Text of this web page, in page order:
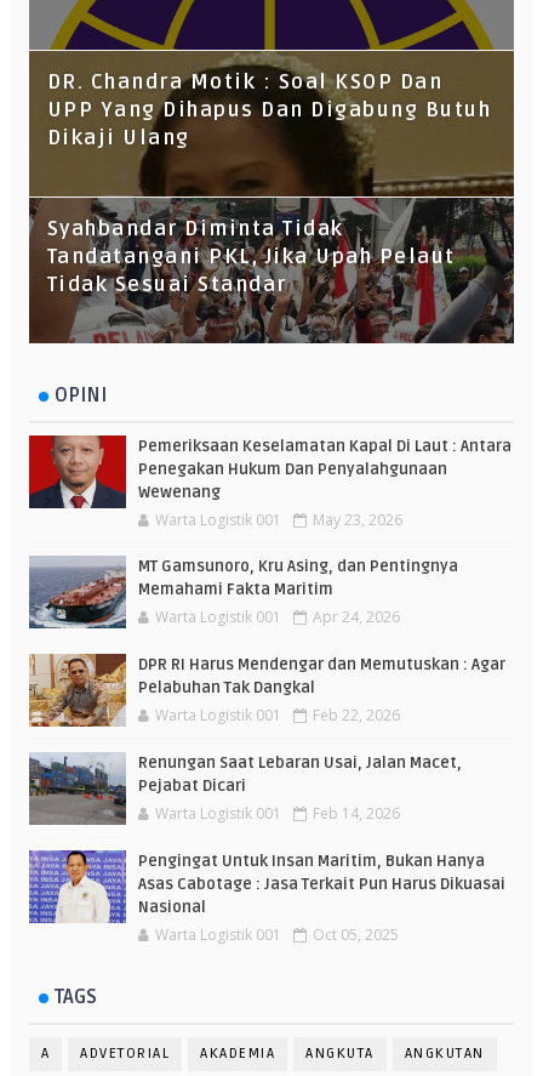
DR. Chandra Motik : Soal KSOP Dan
UPP Yang Dihapus Dan Digabung Butuh
Dikaji Ulang
Syahbandar Diminta Tidak
Tandatangani PKL, Jika Upah Pelaut
Tidak Sesuai Standar
OPINI
Pemeriksaan Keselamatan Kapal Di Laut : Antara
Penegakan Hukum Dan Penyalahgunaan
Wewenang
Warta Logistik 001 May 23, 2026
MT Gamsunoro, Kru Asing, dan Pentingnya
Memahami Fakta Maritim
Warta Logistik 001 Apr 24, 2026
DPR RI Harus Mendengar dan Memutuskan : Agar
Pelabuhan Tak Dangkal
Warta Logistik 001 Feb 22, 2026
Renungan Saat Lebaran Usai, Jalan Macet,
Pejabat Dicari
Warta Logistik 001 Feb 14, 2026
Pengingat Untuk Insan Maritim, Bukan Hanya
Asas Cabotage : Jasa Terkait Pun Harus Dikuasai
Nasional
Warta Logistik 001 Oct 05, 2025
TAGS
A ADVETORIAL AKADEMIA ANGKUTA ANGKUTAN